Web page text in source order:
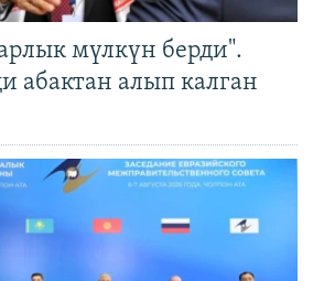
мүлкүн берди".
абактан алып калган